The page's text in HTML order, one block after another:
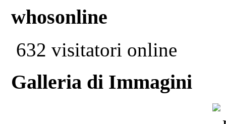
whosonline
632 visitatori online
Galleria di Immagini